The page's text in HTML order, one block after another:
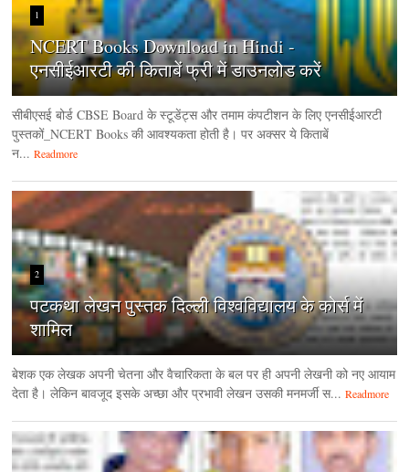
1
NCERT Books Download in Hindi -
एनसीईआरटी की किताबें फ्री में डाउनलोड करें
सीबीएसई बोर्ड CBSE Board के स्टूडेंट्स और तमाम कंपटीशन के लिए एनसीईआरटी
पुस्तकों_NCERT Books की आवश्यकता होती है। पर अक्सर ये किताबें
न... Readmore
2
पटकथा लेखन पुस्तक दिल्ली विश्वविद्यालय के कोर्स में
शामिल
बेशक एक लेखक अपनी चेतना और वैचारिकता के बल पर ही अपनी लेखनी को नए आयाम
देता है। लेकिन बावजूद इसके अच्छा और प्रभावी लेखन उसकी मनमर्जी स... Readmore